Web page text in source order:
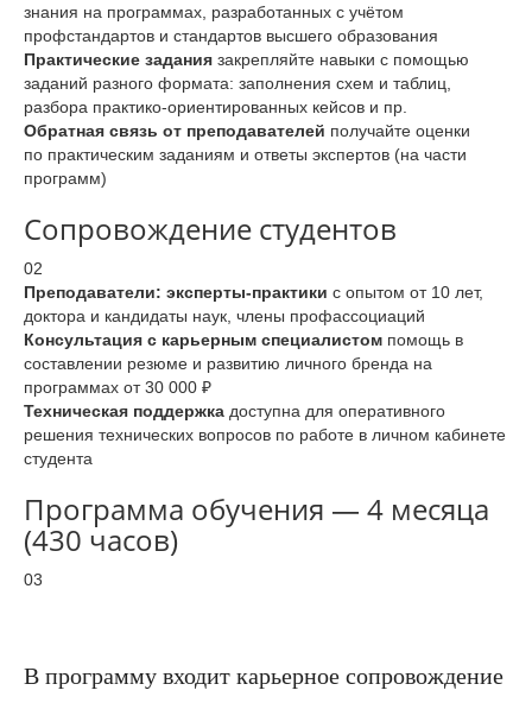
знания на программах, разработанных с учётом
профстандартов и стандартов высшего образования
Практические задания закрепляйте навыки с помощью
заданий разного формата: заполнения схем и таблиц,
разбора практико-ориентированных кейсов и пр.
Обратная связь от преподавателей получайте оценки
по практическим заданиям и ответы экспертов (на части
программ)
Сопровождение студентов
02
Преподаватели: эксперты-практики с опытом от 10 лет,
доктора и кандидаты наук, члены профассоциаций
Консультация с карьерным специалистом помощь в
составлении резюме и развитию личного бренда на
программах от 30 000 ₽
Техническая поддержка доступна для оперативного
решения технических вопросов по работе в личном кабинете
студента
Программа обучения — 4 месяца
(430 часов)
03
В программу входит карьерное сопровождение